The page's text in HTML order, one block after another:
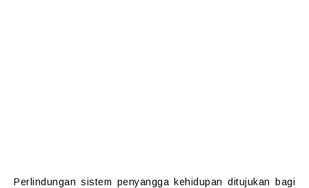
Perlindungan sistem penyangga kehidupan ditujukan bagi